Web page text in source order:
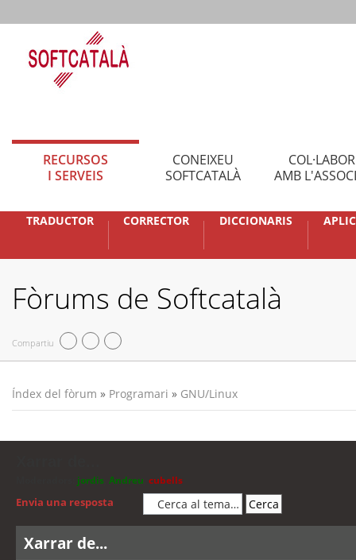
RECURSOS
I SERVEIS
CONEIXEU
SOFTCATALÀ
AMB
TRADUCTOR CORRECTOR DICCIONARIS
Fòrums de Softcatalà
Compartiu
Índex del fòrum » Programari » GNU/Linux
jordis Andreu cubells
Envia una resposta
Xarrar de...